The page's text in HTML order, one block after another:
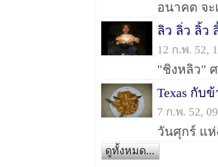
อนาคต จะ
ลิว ลิ่ว ลิ้ว
12 ก.พ. 52,
Texas กับ
7 ก.พ. 52,
ดูทั้งหมด...